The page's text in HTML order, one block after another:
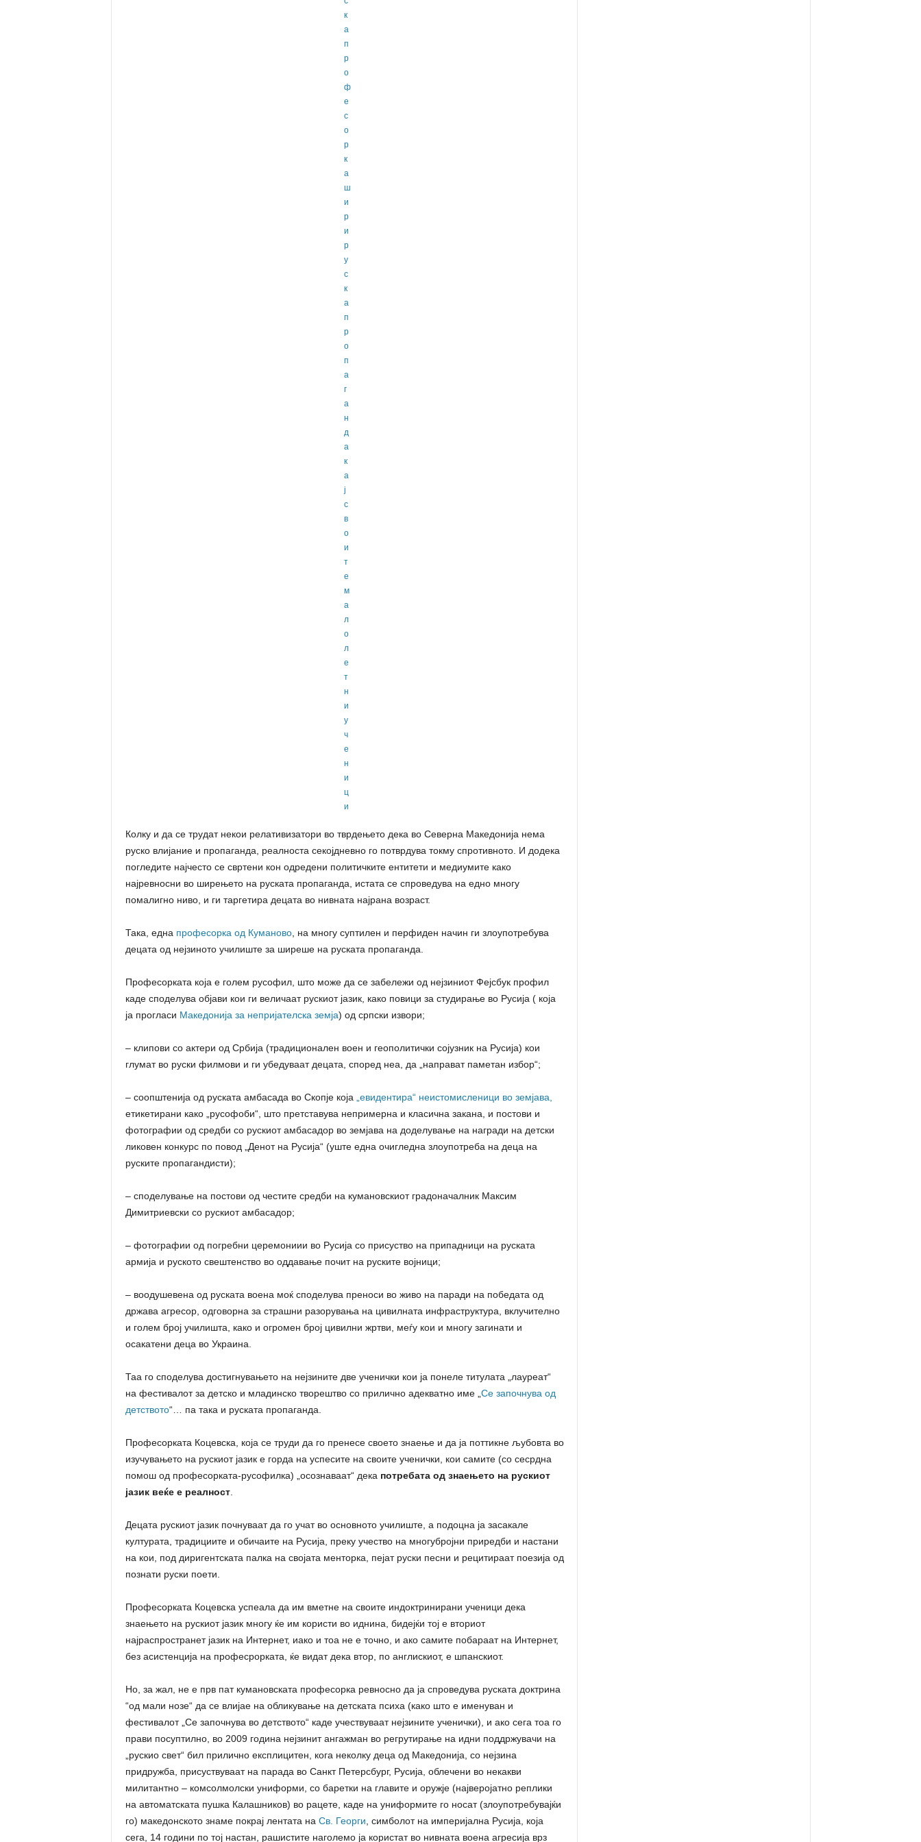
Колку и да се трудат некои релативизатори во тврдењето дека во Северна Македонија нема
руско влијание и пропаганда, реалноста секојдневно го потврдува токму спротивното. И додека
погледите најчесто се свртени кон одредени политичките ентитети и медиумите како
најревносни во ширењето на руската пропаганда, истата се спроведува на едно многу
помалигно ниво, и ги таргетира децата во нивната најрана возраст.
Така, една професорка од Куманово, на многу суптилен и перфиден начин ги злоупотребува
децата од нејзиното училиште за ширеше на руската пропаганда.
Професорката која е голем русофил, што може да се забележи од нејзиниот Фејсбук профил
каде споделува објави кои ги величаат рускиот јазик, како повици за студирање во Русија ( која
ја прогласи Македонија за непријателска земја) од српски извори;
– клипови со aктери од Србија (традиционален воен и геополитички сојузник на Русија) кои
глумат во руски филмови и ги убедуваат децата, според неа, да „направат паметан избор“;
– соопштенија од руската амбасада во Скопје која
„евидентира“ неистомисленици во земјава,
етикетирани како „русофоби“, што претставува непримерна и класична закана, и постови и
фотографии од средби со рускиот амбасадор во земјава на доделување на награди на детски
ликовен конкурс по повод „Денот на Русија“ (уште една очигледна злоупотреба на деца на
руските пропагандисти);
– споделување на постови од честите средби на кумановскиот градоначалник Максим
Димитриевски со рускиот амбасадор;
– фотографии од погребни церемониии во Русија со присуство на припадници на руската
армија и руското свештенство во оддавање почит на руските војници;
– воодушевена од руската воена моќ споделува преноси во живо на паради на победата од
држава агресор, одговорна за страшни разорувања на цивилната инфраструктура, вклучително
и голем број училишта, како и огромен број цивилни жртви, меѓу кои и многу загинати и
осакатени деца во Украина.
Таа го споделува достигнувањето на нејзините две ученички кои ја понеле титулата „лауреат“
на фестивалот за детско и младинско творештво со прилично адекватно име „ Се започнува од
детството“… па така и руската пропаганда.
Професорката Коцевска, која се труди да го пренесе своето знаење и да ја поттикне љубовта во
изучувањето на рускиот јазик е горда на успесите на своите ученички, кои самите (со сесрдна
помош од професорката-русофилка) „осознаваат“ дека потребата од знаењето на рускиот
јазик веќе е реалност.
Децата рускиот јазик почнуваат да го учат во основното училиште, а подоцна ја засакалe
културата, традициите и обичаите на Русија, преку учество на многубројни приредби и настани
на кои, под диригентската палка на својата менторка, пејат руски песни и рецитираат поезија од
познати руски поети.
Професорката Коцевска успеала да им вметне на своите индоктринирани ученици дека
знаењето на рускиот јазик многу ќе им користи во иднина, бидејќи тој е вториот
најраспространет јазик на Интернет, иако и тоа не е точно, и ако самите побараат на Интернет,
без асистенција на професрорката, ќе видат дека втор, по англискиот, е шпанскиот.
Но, за жал, не е прв пат кумановската професорка ревносно да ја спроведува руската доктрина
“од мали нозе“ да се влијае на обликување на детската психа (како што е именуван и
фестивалот „Се започнува во детството“ каде учествуваат нејзините ученички), и ако сега тоа го
прави посуптилно, во 2009 година нејзинит ангажман во регрутирање на идни поддржувачи на
„рускио свет“ бил прилично експлицитен, кога неколку деца од Македонија, со нејзина
придружба, присуствуваат на парада во Санкт Петерсбург, Русија, облечени во некакви
милитантно – комсолмолски униформи, со баретки на главите и оружје (најверојатно реплики
на автоматската пушка Калашников) во рацете, каде на униформите го носат (злоупотребувајќи
го) македонското знаме покрај лентата на Св. Георги , симболот на империјална Русија, која
сега, 14 години по тој настан, рашистите наголемо ја користат во нивната воена агресија врз